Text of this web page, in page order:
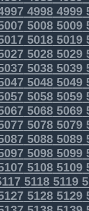
49984999
50085009
50185019
50285029
50385039
50485049
50585059
50685069
50785079
50885089
50985099
51085109
51185119
51285129